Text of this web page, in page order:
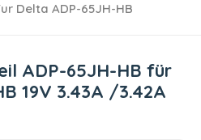
Delta ADP-65JH-HB
ADP-65JH-HB für
19V 3.43A /3.42A